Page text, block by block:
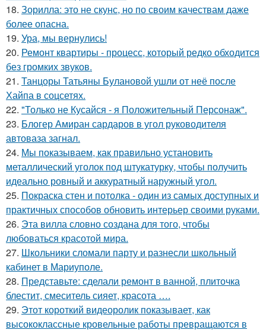
18. Зорилла: это не скунс, но по своим качествам даже
более опасна.
19. Ура, мы вернулись!
20. Ремонт квартиры - процесс, который редко обходится
без громких звуков.
21. Танцоры Татьяны Булановой ушли от неё после
Хайпа в соцсетях.
22. "Только не Кусайся - я Положительный Персонаж".
23. Блогер Амиран сардаров в угол руководителя
автоваза загнал.
24. Мы показываем, как правильно установить
металлический уголок под штукатурку, чтобы получить
идеально ровный и аккуратный наружный угол.
25. Покраска стен и потолка - один из самых доступных и
практичных способов обновить интерьер своими руками.
26. Эта вилла словно создана для того, чтобы
любоваться красотой мира.
27. Школьники сломали парту и разнесли школьный
кабинет в Мариуполе.
28. Представьте: сделали ремонт в ванной, плиточка
блестит, смеситель сияет, красота ….
29. Этот короткий видеоролик показывает, как
высококлассные кровельные работы превращаются в